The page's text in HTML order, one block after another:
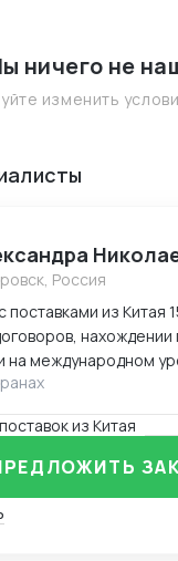
ничего не
изменить
Россия
поставками из Китая
нахождении
на международном
хорошие связи в Китае.
в разных городах
суйфеньхе,
через Москву ,
из Китая